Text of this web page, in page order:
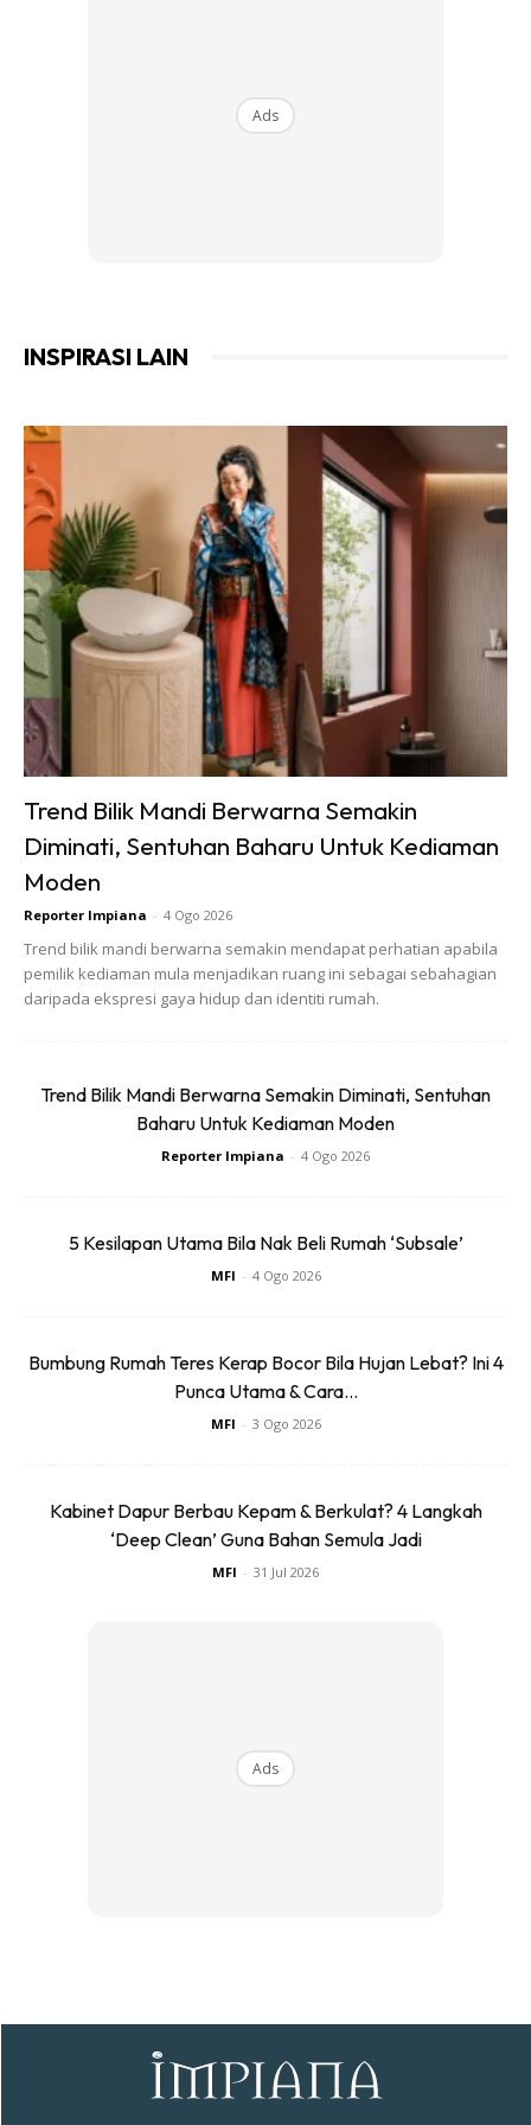
beras ni bukannya menyediakan makanan untuk pokok, tapi
Ads
Mycorrhizal fungi pula akan membuat rangkaian dengan
akar tumbuhan(symbiosis relationship between plants &
mycorrhizal). Fungi ini akan mengalakkan perkembangan
akar dengan lebih baik, banyak & meluas.
Secara tak langsung dapat meningkatkan tahap
penyerapan air & nutrient oleh pokok. Pokok yang ada fungi
ini juga tempoh jangka hayatnya lebih lama, lebih rintang
pada bad pathogen, tahan pada kemarau yang melampau
dan banyak lagi manfaatnya.
– Cara pertama mudah saja, lepas basuh terus siram.
– Cara kedua yang biasa saya amalkan peram dulu 3 hari
Ads
INSPIRASI LAIN
Trend Bilik Mandi Berwarna Semakin
Diminati, Sentuhan Baharu Untuk Kediaman
Moden
Reporter Impiana - 4 Ogo 2026
Trend bilik mandi berwarna semakin mendapat perhatian apabila
pemilik kediaman mula menjadikan ruang ini sebagai sebahagian
daripada ekspresi gaya hidup dan identiti rumah.
Trend Bilik Mandi Berwarna Semakin Diminati, Sentuhan
Baharu Untuk Kediaman Moden
Reporter Impiana - 4 Ogo 2026
5 Kesilapan Utama Bila Nak Beli Rumah ‘Subsale’
MFI - 4 Ogo 2026
Bumbung Rumah Teres Kerap Bocor Bila Hujan Lebat? Ini 4
Punca Utama & Cara...
MFI - 3 Ogo 2026
Kabinet Dapur Berbau Kepam & Berkulat? 4 Langkah
‘Deep Clean’ Guna Bahan Semula Jadi
MFI - 31 Jul 2026
Ads